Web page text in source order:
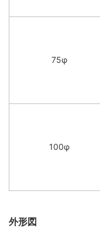
75φ
100φ
外形図